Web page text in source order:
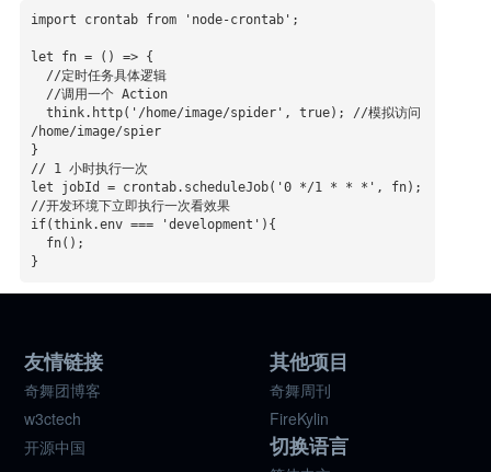
import crontab from 'node-crontab';
let fn = () => {
/home/image/spier
}
// 1 小时执行一次
let jobId = crontab.scheduleJob('0 */1 * * *', fn);
//开发环境下立即执行一次看效果
if(think.env === 'development'){
}
友情链接
奇舞团博客
w3ctech
开源中国
其他项目
奇舞周刊
FireKylin
切换语言